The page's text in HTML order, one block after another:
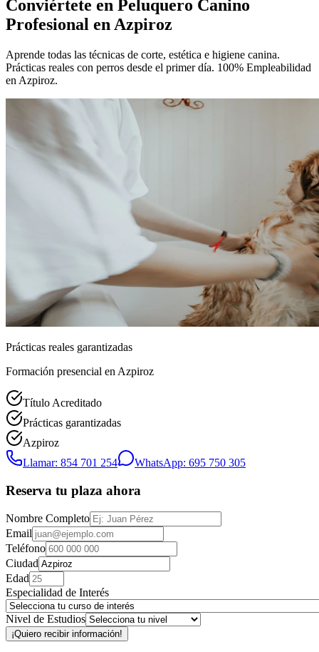
Conviértete en Peluquero Canino
Profesional en Azpiroz
Aprende todas las técnicas de corte, estética e higiene canina.
Prácticas reales con perros desde el primer día. 100% Empleabilidad
en Azpiroz.
Prácticas reales garantizadas
Formación presencial en Azpiroz
Título Acreditado
Prácticas garantizadas
Azpiroz
Llamar: 854 701 254
WhatsApp: 695 750 305
Reserva tu plaza ahora
Nombre Completo
Email
Teléfono
Ciudad
Edad
Especialidad de Interés
Nivel de Estudios
¡Quiero recibir información!